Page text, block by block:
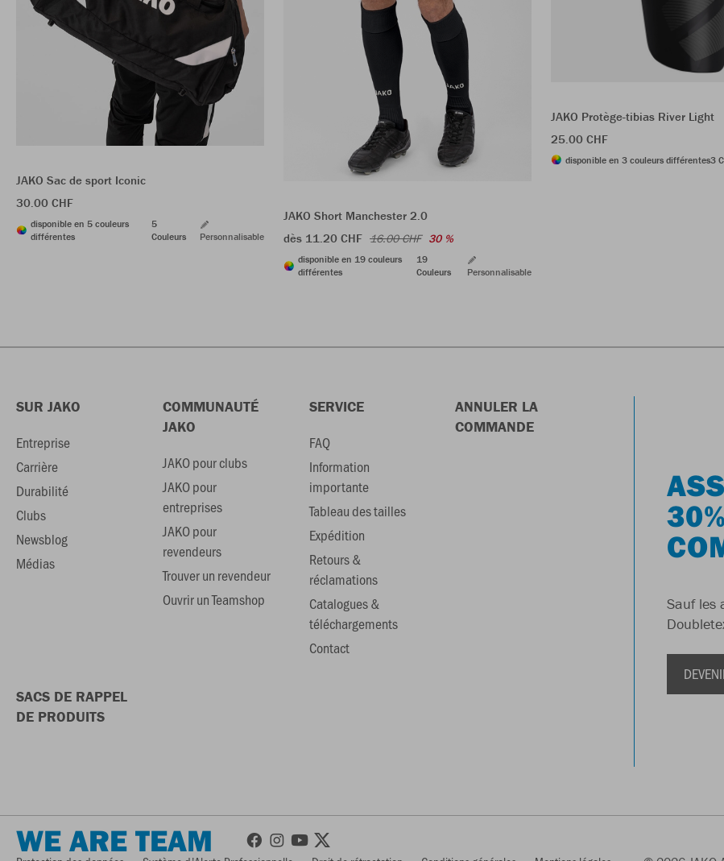
JAKO Sac de sport Iconic
30.00 CHF
disponible en 5 couleurs
différentes
5
Couleurs
Personnalisable
JAKO Short Manchester 2.0
dès 11.20 CHF 16.00 CHF 30 %
disponible en 19 couleurs
différentes
19
Couleurs
Personnalisable
JAKO Protège-tibias River Light
25.00 CHF
disponible en 3 couleurs différentes3
SUR JAKO
Entreprise
Carrière
Durabilité
Clubs
Newsblog
Médias
COMMUNAUTÉ
JAKO
JAKO pour clubs
JAKO pour
entreprises
JAKO pour
revendeurs
Trouver un revendeur
Ouvrir un Teamshop
SERVICE
FAQ
Information
importante
Tableau des tailles
Expédition
Retours &
réclamations
Catalogues &
téléchargements
Contact
ANNULER LA
COMMANDE
SACS DE RAPPEL
DE PRODUITS
Sauf les
WE ARE TEAM